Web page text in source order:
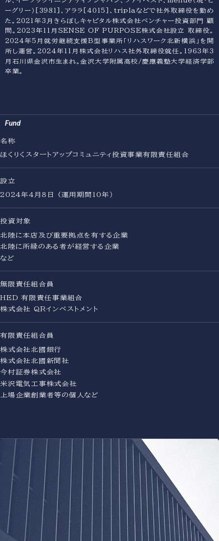
About
Contact
ーグリー）[3981]、アララ[4015]、triplaなどで社外取締役を勤め
た。2021年3⽉きらぼしキャピタル株式会社ベンチャー投資部⾨ 顧
問。2023年11月SENSE OF PURPOSE株式会社設立 取締役。
2024年5月就労継続⽀援B型事業所「リハスワーク北新横浜」を開
所し運営。2024年11月株式会社リハス社外取締役就任。1963年3
月石川県金沢市生まれ。金沢大学附属高校/慶應義塾大学経済学部
卒業。
Fund
名称
ほくりくスタートアップコミュニティ投資事業有限責任組合
設立
2024年4月8日 (運用期間10年）
投資対象
北陸に本店及び重要拠点を有する企業
北陸に所縁のある者が経営する企業
など
無限責任組合員
HED 有限責任事業組合
株式会社 QRインベストメント
有限責任組合員
株式会社北國銀行
株式会社北國新聞社
今村証券株式会社
米沢電気工事株式会社
上場企業創業者等の個人など